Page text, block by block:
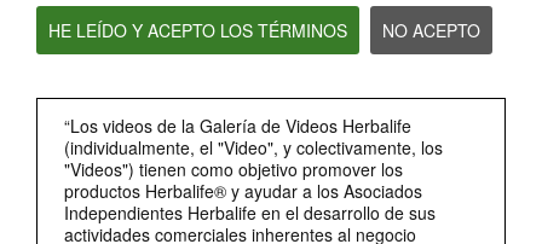
HE LEÍDO Y ACEPTO LOS TÉRMINOS NO ACEPTO
“Los videos de la Galería de Videos Herbalife
(individualmente, el "Video", y colectivamente, los
"Videos") tienen como objetivo promover los
productos Herbalife® y ayudar a los Asociados
Independientes Herbalife en el desarrollo de sus
actividades comerciales inherentes al negocio
Lanzamiento Beverage Mix Distribuidores
Conoce el Beverage Mix y sus beneficios (DS)